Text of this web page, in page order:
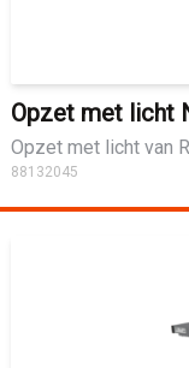
Opzet met licht
Opzet met licht van
88132045